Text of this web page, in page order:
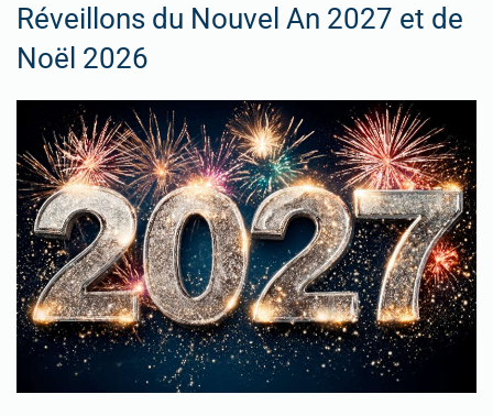
Réveillons du Nouvel An 2027 et de
Noël 2026